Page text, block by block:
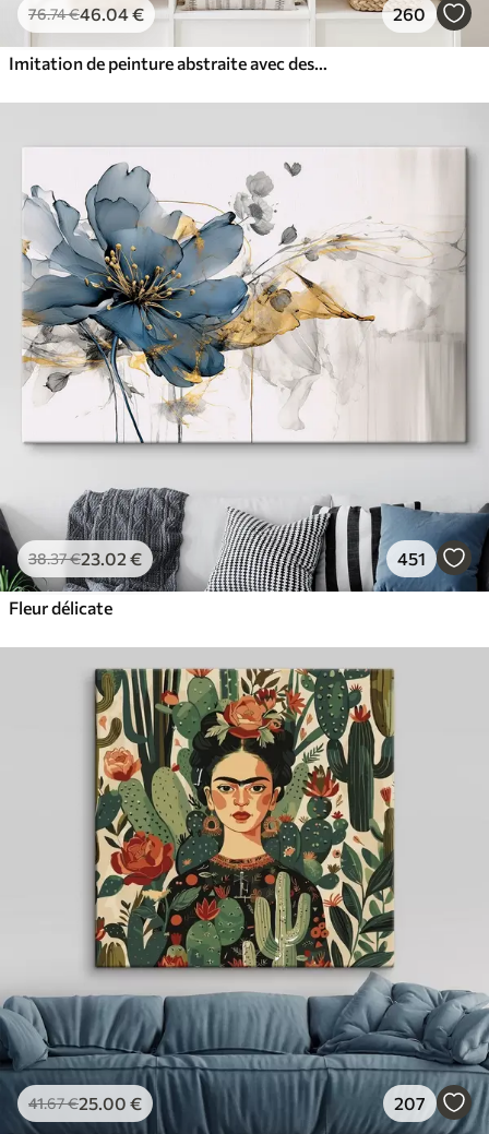
76.74€46.04€ 260
Imitation de peinture abstraite avec des cercles orange et gris, des feuilles et des branches, style moderne, effet aquarelle
38.37€23.02 € 451
Fleur délicate
41.67€25.00 € 207